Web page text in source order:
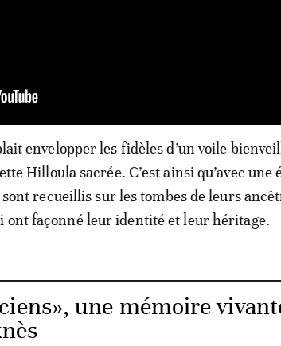
envelopper les fidèles d’un voile
Hilloula sacrée. C’est ainsi qu’avec une
recueillis sur les tombes de leurs
ont façonné leur identité et leur héritage.
une mémoire